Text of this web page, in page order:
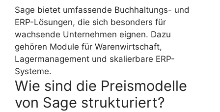
Sage bietet umfassende Buchhaltungs- und
ERP-Lösungen, die sich besonders für
wachsende Unternehmen eignen. Dazu
gehören Module für Warenwirtschaft,
Lagermanagement und skalierbare ERP-
Systeme.
Wie sind die Preismodelle
von Sage strukturiert?